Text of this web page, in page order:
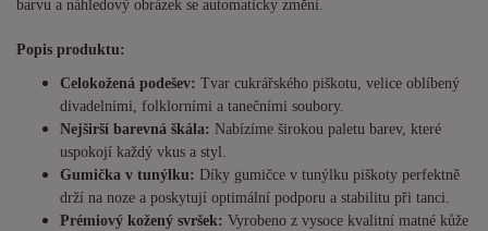
barvu a náhledový obrázek se automaticky změní.
Popis produktu:
Celokožená podešev: Tvar cukrářského piškotu, velice oblíbený
divadelními, folklorními a tanečními soubory.
Nejširší barevná škála: Nabízíme širokou paletu barev, které
uspokojí každý vkus a styl.
Gumička v tunýlku: Díky gumičce v tunýlku piškoty perfektně
drží na noze a poskytují optimální podporu a stabilitu při tanci.
Prémiový kožený svršek: Vyrobeno z vysoce kvalitní matné kůže